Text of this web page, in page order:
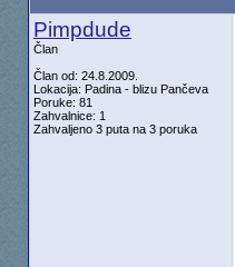
Pimpdude
Član
Član od: 24.8.2009.
Lokacija: Padina - blizu Pančeva
Poruke: 81
Zahvalnice: 1
Zahvaljeno 3 puta na 3 poruka